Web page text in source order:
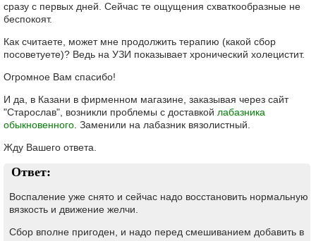
сразу с первых дней. Сейчас те ощущения схваткообразные не
беспокоят.
Как считаете, может мне продолжить терапию (какой сбор
посоветуете)? Ведь на УЗИ показывает хронический холецистит.
Огромное Вам спасибо!
И да, в Казани в фирменном магазине, заказывая через сайт
"Старослав", возникли проблемы с доставкой лабазника
обыкновенного . Заменили на лабазник вязолистный.
Жду Вашего ответа.
Ответ:
Воспаление уже снято и сейчас надо восстановить нормальную
вязкость и движение желчи.
Сбор вполне пригоден, и надо перед смешиванием добавить в